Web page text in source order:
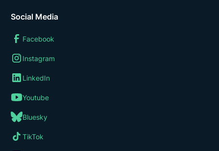
Social Media
Facebook
Instagram
LinkedIn
Youtube
Bluesky
TikTok